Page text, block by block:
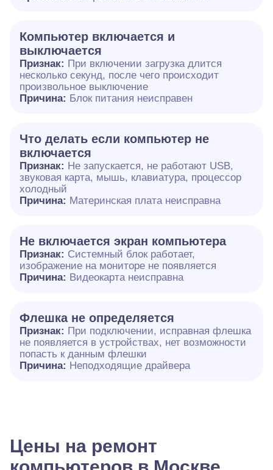
Компьютер включается и
выключается
Признак: При включении загрузка длится
несколько секунд, после чего происходит
произвольное выключение
Причина: Блок питания неисправен
Что делать если компьютер не
включается
Признак: Не запускается, не работают USB,
звуковая карта, мышь, клавиатура, процессор
холодный
Причина: Материнская плата неисправна
Не включается экран компьютера
Признак: Системный блок работает,
изображение на мониторе не появляется
Причина: Видеокарта неисправна
Флешка не определяется
Признак: При подключении, исправная флешка
не появляется в устройствах, нет возможности
попасть к данным флешки
Причина: Неподходящие драйвера
Цены на ремонт